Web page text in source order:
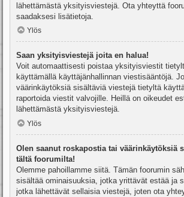
lähettämästä yksityisviestejä. Ota yhteyttä
saadaksesi lisätietoja.
Ylös
Saan yksityisviestejä joita en halua!
Voit automaattisesti poistaa yksityisviestit
käyttämällä käyttäjänhallinnan viestisääntöjä.
väärinkäytöksiä sisältäviä viestejä tietyltä
raportoida viestit valvojille. Heillä on oikeudet
lähettämästä yksityisviestejä.
Ylös
Olen saanut roskapostia tai väärinkäytöksiä
tältä foorumilta!
Olemme pahoillamme siitä. Tämän foorumin
sisältää ominaisuuksia, jotka yrittävät estää ja
jotka lähettävät sellaisia viestejä, joten ota